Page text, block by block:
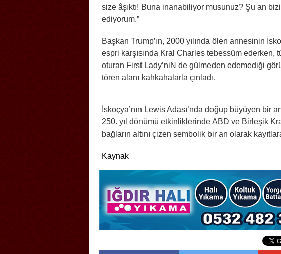
size âşıktı! Buna inanabiliyor musunuz? Şu an
ediyorum.”
Başkan Trump’ın, 2000 yılında ölen annesinin
espri karşısında Kral Charles tebessüm ederken,
oturan First Lady’niN de gülmeden edemediği
tören alanı kahkahalarla çınladı.
İskoçya’nın Lewis Adası’nda doğup büyüyen bir
250. yıl dönümü etkinliklerinde ABD ve Birleşik
bağların altını çizen sembolik bir an olarak
Kaynak